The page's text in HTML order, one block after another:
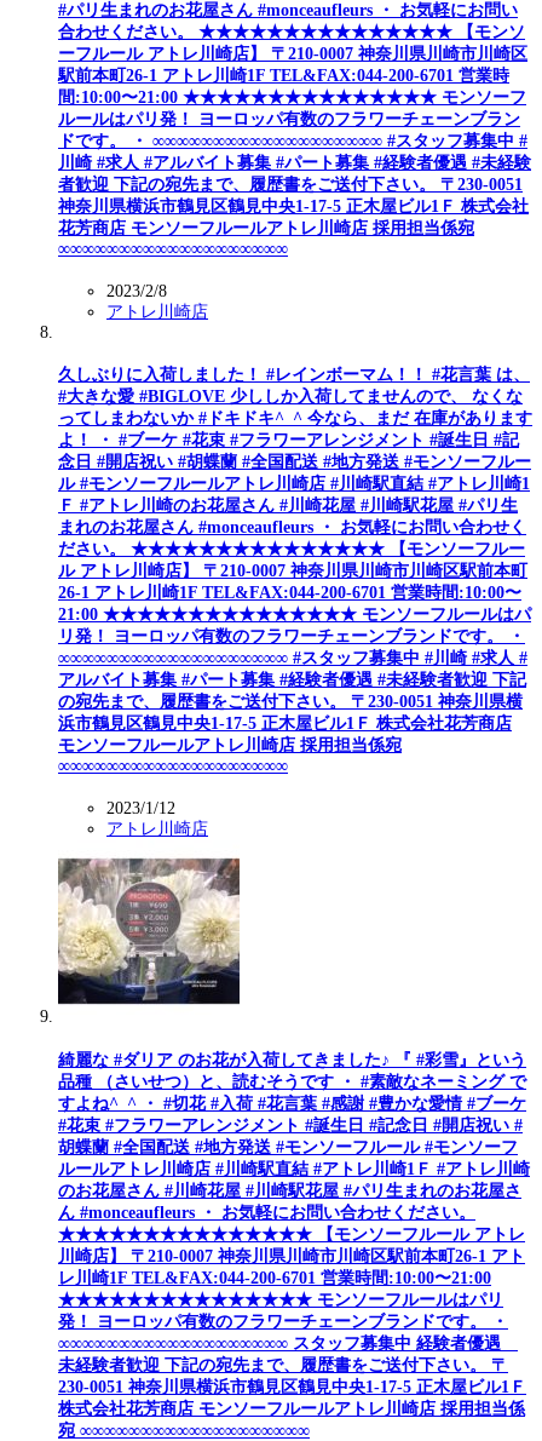
#パリ生まれのお花屋さん #monceaufleurs ・ お気軽にお問い
合わせください。 ★★★★★★★★★★★★★★★ 【モンソ
ーフルール アトレ川崎店】 〒210-0007 神奈川県川崎市川崎区
駅前本町26-1 アトレ川崎1F TEL&FAX:044-200-6701 営業時
間:10:00〜21:00 ★★★★★★★★★★★★★★★ モンソーフ
ルールはパリ発！ ヨーロッパ有数のフラワーチェーンブラン
ドです。 ・ ∞∞∞∞∞∞∞∞∞∞∞∞∞∞∞∞∞∞∞ #スタッフ募集中 #
川崎 #求人 #アルバイト募集 #パート募集 #経験者優遇 #未経験
者歓迎 下記の宛先まで、履歴書をご送付下さい。 〒230-0051
神奈川県横浜市鶴見区鶴見中央1-17-5 正木屋ビル1Ｆ 株式会社
花芳商店 モンソーフルールアトレ川崎店 採用担当係宛
∞∞∞∞∞∞∞∞∞∞∞∞∞∞∞∞∞∞∞
2023/2/8
アトレ川崎店
久しぶりに入荷しました！ #レインボーマム！！ #花言葉 は、
#大きな愛 #BIGLOVE 少ししか入荷してませんので、 なくな
ってしまわないか #ドキドキ^_^ 今なら、まだ 在庫があります
よ！ ・ #ブーケ #花束 #フラワーアレンジメント #誕生日 #記
念日 #開店祝い #胡蝶蘭 #全国配送 #地方発送 #モンソーフルー
ル #モンソーフルールアトレ川崎店 #川崎駅直結 #アトレ川崎1
Ｆ #アトレ川崎のお花屋さん #川崎花屋 #川崎駅花屋 #パリ生
まれのお花屋さん #monceaufleurs ・ お気軽にお問い合わせく
ださい。 ★★★★★★★★★★★★★★★ 【モンソーフルー
ル アトレ川崎店】 〒210-0007 神奈川県川崎市川崎区駅前本町
26-1 アトレ川崎1F TEL&FAX:044-200-6701 営業時間:10:00〜
21:00 ★★★★★★★★★★★★★★★ モンソーフルールはパ
リ発！ ヨーロッパ有数のフラワーチェーンブランドです。 ・
∞∞∞∞∞∞∞∞∞∞∞∞∞∞∞∞∞∞∞ #スタッフ募集中 #川崎 #求人 #
アルバイト募集 #パート募集 #経験者優遇 #未経験者歓迎 下記
の宛先まで、履歴書をご送付下さい。 〒230-0051 神奈川県横
浜市鶴見区鶴見中央1-17-5 正木屋ビル1Ｆ 株式会社花芳商店
モンソーフルールアトレ川崎店 採用担当係宛
∞∞∞∞∞∞∞∞∞∞∞∞∞∞∞∞∞∞∞
2023/1/12
アトレ川崎店
綺麗な #ダリア のお花が入荷してきました♪ 『 #彩雪』という
品種 （さいせつ）と、読むそうです ・ #素敵なネーミング で
すよね^_^ ・ #切花 #入荷 #花言葉 #感謝 #豊かな愛情 #ブーケ
#花束 #フラワーアレンジメント #誕生日 #記念日 #開店祝い #
胡蝶蘭 #全国配送 #地方発送 #モンソーフルール #モンソーフ
ルールアトレ川崎店 #川崎駅直結 #アトレ川崎1Ｆ #アトレ川崎
のお花屋さん #川崎花屋 #川崎駅花屋 #パリ生まれのお花屋さ
ん #monceaufleurs ・ お気軽にお問い合わせください。
★★★★★★★★★★★★★★★ 【モンソーフルール アトレ
川崎店】 〒210-0007 神奈川県川崎市川崎区駅前本町26-1 アト
レ川崎1F TEL&FAX:044-200-6701 営業時間:10:00〜21:00
★★★★★★★★★★★★★★★ モンソーフルールはパリ
発！ ヨーロッパ有数のフラワーチェーンブランドです。 ・
∞∞∞∞∞∞∞∞∞∞∞∞∞∞∞∞∞∞∞ スタッフ募集中 経験者優遇
未経験者歓迎 下記の宛先まで、履歴書をご送付下さい。 〒
230-0051 神奈川県横浜市鶴見区鶴見中央1-17-5 正木屋ビル1Ｆ
株式会社花芳商店 モンソーフルールアトレ川崎店 採用担当係
宛 ∞∞∞∞∞∞∞∞∞∞∞∞∞∞∞∞∞∞∞